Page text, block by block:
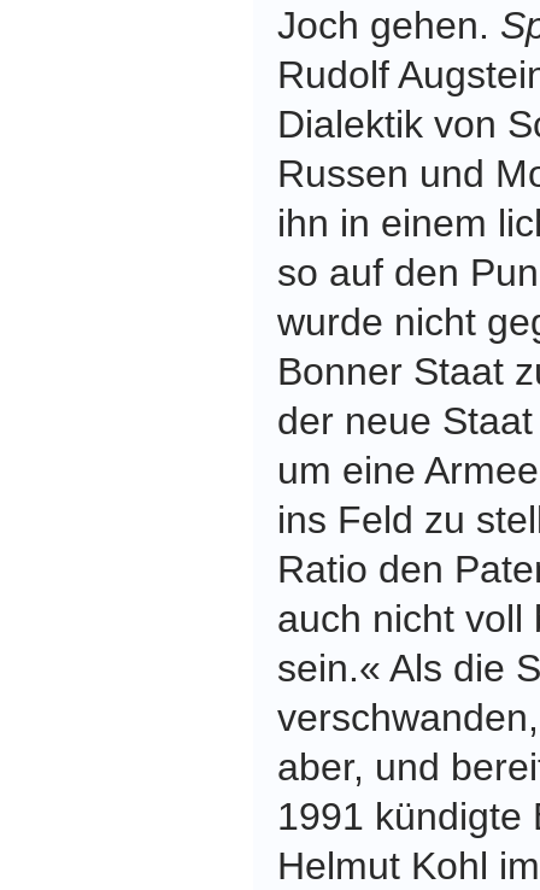
Joch gehen.
Rudolf
Dialektik von
Russen und
ihn in einem
so auf den
wurde nicht
Bonner Staat
der neue
um eine
ins Feld zu
Ratio den
auch nicht voll
sein.« Als die
aber, und
1991 kündigte
Helmut Kohl